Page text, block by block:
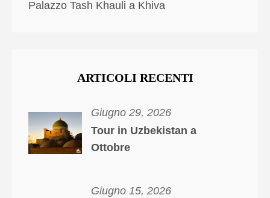
Palazzo Tash Khauli a Khiva
ARTICOLI RECENTI
Giugno 29, 2026
Tour in Uzbekistan a
Ottobre
Giugno 15, 2026